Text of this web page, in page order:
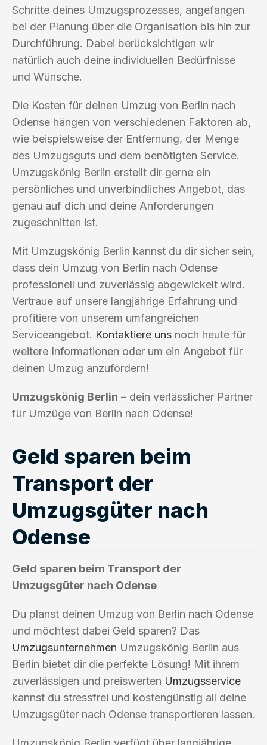
Schritte deines Umzugsprozesses, angefangen
bei der Planung über die Organisation bis hin zur
Durchführung. Dabei berücksichtigen wir
natürlich auch deine individuellen Bedürfnisse
und Wünsche.
Die Kosten für deinen Umzug von Berlin nach
Odense hängen von verschiedenen Faktoren ab,
wie beispielsweise der Entfernung, der Menge
des Umzugsguts und dem benötigten Service.
Umzugskönig Berlin erstellt dir gerne ein
persönliches und unverbindliches Angebot, das
genau auf dich und deine Anforderungen
zugeschnitten ist.
Mit Umzugskönig Berlin kannst du dir sicher sein,
dass dein Umzug von Berlin nach Odense
professionell und zuverlässig abgewickelt wird.
Vertraue auf unsere langjährige Erfahrung und
profitiere von unserem umfangreichen
Serviceangebot. Kontaktiere uns noch heute für
weitere Informationen oder um ein Angebot für
deinen Umzug anzufordern!
Umzugskönig Berlin – dein verlässlicher Partner
für Umzüge von Berlin nach Odense!
Geld sparen beim
Transport der
Umzugsgüter nach
Odense
Geld sparen beim Transport der
Umzugsgüter nach Odense
Du planst deinen Umzug von Berlin nach Odense
und möchtest dabei Geld sparen? Das
Umzugsunternehmen Umzugskönig Berlin aus
Berlin bietet dir die perfekte Lösung! Mit ihrem
zuverlässigen und preiswerten Umzugsservice
kannst du stressfrei und kostengünstig all deine
Umzugsgüter nach Odense transportieren lassen.